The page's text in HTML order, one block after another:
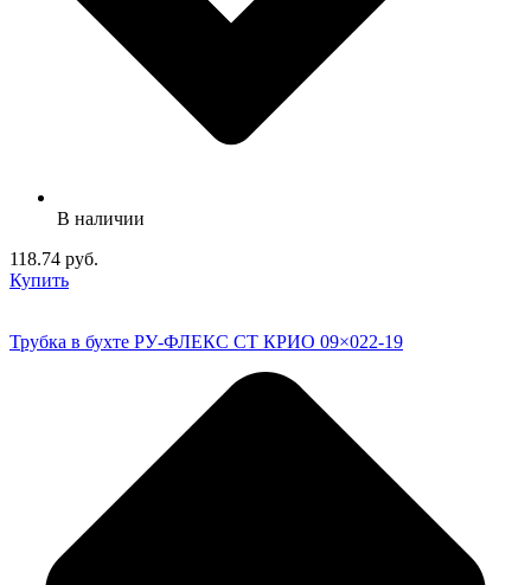
В наличии
118.74 руб.
Купить
Трубка в бухте РУ-ФЛЕКС СТ КРИО 09×022-19